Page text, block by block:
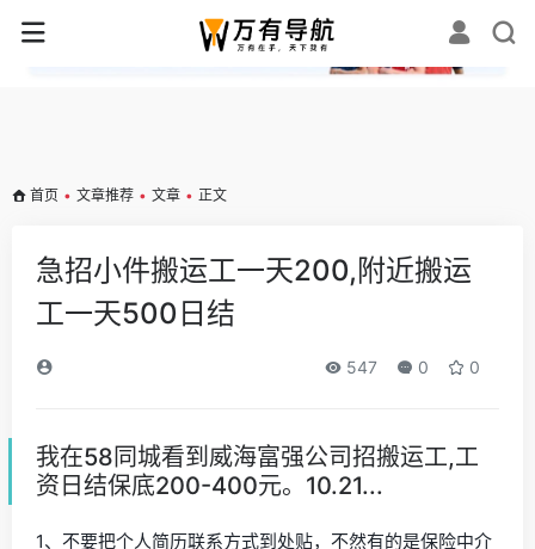
✕
首页 • 文章推荐 • 文章 • 正文
急招小件搬运工一天200,附近搬运
工一天500日结
547 0 0
我在58同城看到威海富强公司招搬运工,工
资日结保底200-400元。10.21...
1、不要把个人简历联系方式到处贴，不然有的是保险中介